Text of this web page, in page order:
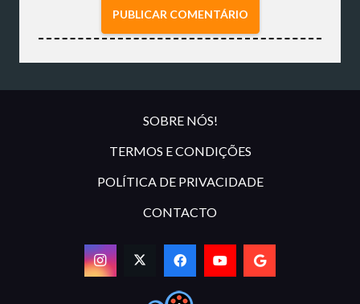
PUBLICAR COMENTÁRIO
SOBRE NÓS!
TERMOS E CONDIÇÕES
POLÍTICA DE PRIVACIDADE
CONTACTO